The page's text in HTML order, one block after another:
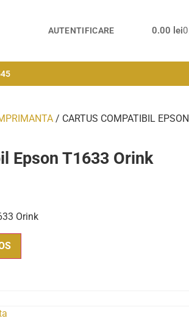
AUTENTIFICARE 0.00 lei0
/ CARTUS COMPATIBIL EPSON
Epson T1633 Orink
Orink